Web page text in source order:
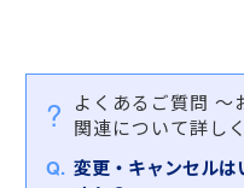
ます。
インソースオンライ
円滑に会議を運営し
お客さまのご受講の
からお選びください
く折り合いをつけた
・Win-Winを目指し
けて交渉したい方
【研修内容・特徴】
お悩みの方
・業務推進力を身に
【研修内容・特徴】
自他尊重をした上で
ション研修」をおす
【対象者】
まく伝えられないか
よくあるご質問 ～
関連について詳し
変更・キャンセルは